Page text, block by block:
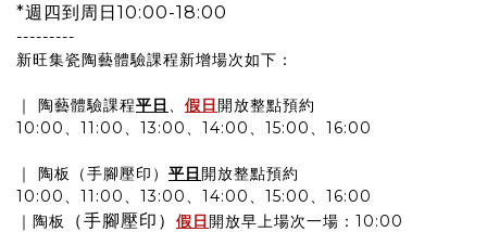
*週四到周日10:00-18:00
---------
新旺集瓷陶藝體驗課程新增場次如下：
｜ 陶藝體驗課程平日 、 假日開放整點預約
10:00、11:00、13:00、14:00、15:00、16:00
｜ 陶板（手腳壓印） 平日開放整點預約
10:00、11:00、13:00、14:00、15:00、16:00
｜陶板
（手腳壓印） 假日開放早上場次一場：10:00